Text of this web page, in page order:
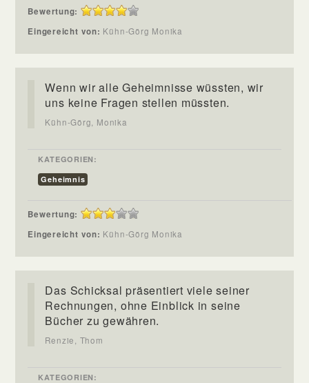
Bewertung:
Eingereicht von: Kühn-Görg Monika
Wenn wir alle Geheimnisse wüssten, wir
uns keine Fragen stellen müssten.
Kühn-Görg, Monika
KATEGORIEN:
Geheimnis
Bewertung:
Eingereicht von: Kühn-Görg Monika
Das Schicksal präsentiert viele seiner
Rechnungen, ohne Einblick in seine
Bücher zu gewähren.
Renzie, Thom
KATEGORIEN: